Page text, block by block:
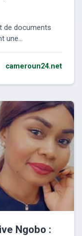
de documents
cameroun24.net
Ngobo :